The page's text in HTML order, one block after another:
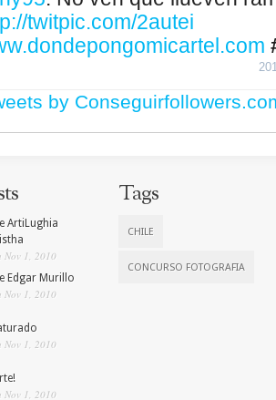
twitpic.com/2autei
by
ArtiLughia
Nov 1, 2010
Edgar Murillo
Nov 1, 2010
Nov 1, 2010
Nov 1, 2010
Tags
CHILE
CONCURSO FOTOGRAFIA